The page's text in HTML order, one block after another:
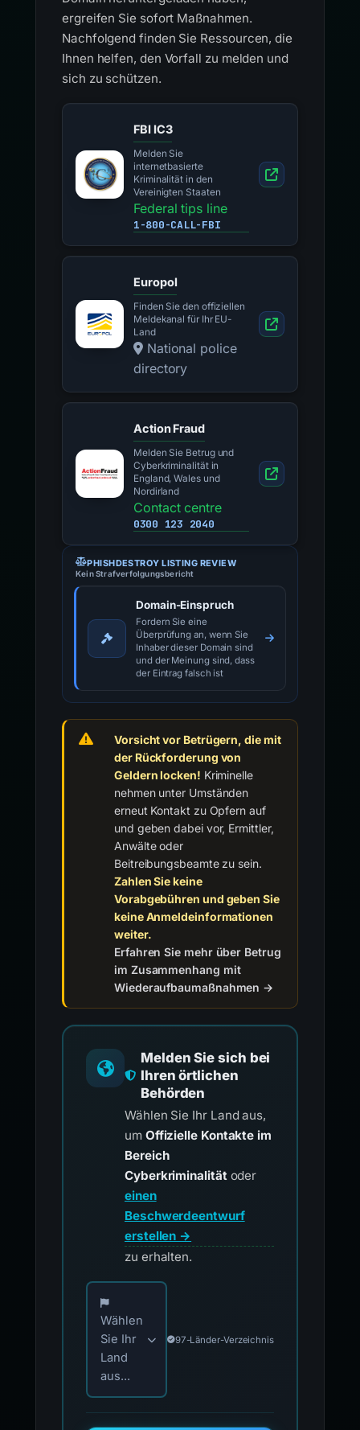
Domain heruntergeladen haben,
ergreifen Sie sofort Maßnahmen.
Nachfolgend finden Sie Ressourcen, die
Ihnen helfen, den Vorfall zu melden und
FBI IC3
Melden Sie
internetbasierte
Kriminalität in den
Vereinigten Staaten
Federal tips line
1-800-CALL-FBI
Europol
Finden Sie den offiziellen
Meldekanal für Ihr EU-
Land
National police
Action Fraud
Melden Sie Betrug und
Cyberkriminalität in
England, Wales und
Nordirland
Contact centre
PHISHDESTROY LISTING REVIEW
Kein Strafverfolgungsbericht
Domain-Einspruch
Fordern Sie eine
Überprüfung an, wenn Sie
Inhaber dieser Domain sind
und der Meinung sind, dass
Vorsicht vor Betrügern, die mit
der Rückforderung von
Geldern locken!Kriminelle
nehmen unter Umständen
erneut Kontakt zu Opfern auf
und geben dabei vor, Ermittler,
Anwälte oder
Beitreibungsbeamte zu sein.
Zahlen Sie keine
Vorabgebühren und geben Sie
keine Anmeldeinformationen
weiter.
Erfahren Sie mehr über Betrug
im Zusammenhang mit
Wiederaufbaumaßnahmen →
Melden Sie sich bei
Ihren örtlichen
Behörden
Wählen Sie Ihr Land aus,
umOffizielle Kontakte im
Bereich
Cyberkriminalität
einen
Beschwerdeentwurf
erstellen →
Wählen Sie Ihr Land für offizielle
Wählen
Sie Ihr
Land
aus...